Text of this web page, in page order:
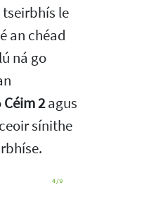
le
an chéad
ná go
Céim 2agus
sínithe